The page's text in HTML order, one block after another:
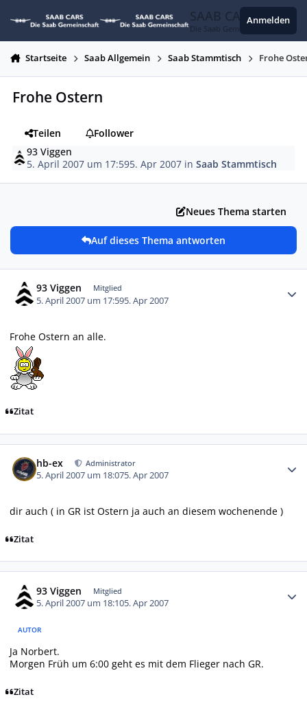
SAAB CARS
Die Saab Gemeinschaft
Anmelden
Startseite Saab Allgemein Saab Stammtisch Frohe
Frohe Ostern
Teilen
Follower
93 Viggen
5. April 2007 um 17:595. Apr 2007 inSaab Stammtisch
Neues Thema starten
Auf dieses Thema antworten
93 Viggen Mitglied
5. April 2007 um 17:595. Apr 2007
Frohe Ostern an alle.
Zitat
hb-ex Administrator
5. April 2007 um 18:075. Apr 2007
dir auch ( in GR ist Ostern ja auch an diesem wochenende )
Zitat
93 Viggen Mitglied
5. April 2007 um 18:105. Apr 2007
AUTOR
Ja Norbert.
Morgen Früh um 6:00 geht es mit dem Flieger nach GR.
Zitat